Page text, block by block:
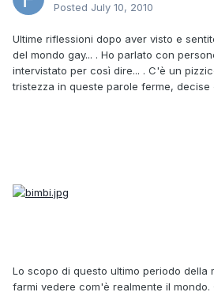
Posted July 10, 2010
Ultime riflessioni dopo aver visto e
del mondo gay... . Ho parlato con
intervistato per così dire... . C'è un
tristezza in queste parole ferme, decise
Lo scopo di questo ultimo periodo della
farmi vedere com'è realmente il mondo.